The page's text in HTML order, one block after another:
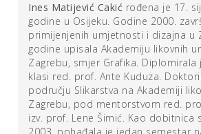
Problematiziranje spona
jedna je od karakteristika ove
je projiciran na suvremeno
granice između područja privatnog i
osobno i intimno postaje prostor
virtualnom okruženju dijele i
polazišnih točaka Kuće bez temelja
Ines Matijević Cakić rođena je 17.
godine u Osijeku. Godine 2000.
primijenjenih umjetnosti i dizajna u
godine upisala Akademiju likovnih
Zagrebu, smjer Grafika. Diplomirala
klasi red. prof. Ante Kuduza.
području Slikarstva na Akademiji
Zagrebu, pod mentorstvom red.
izv. prof. Lene Šimić. Kao dobitnica